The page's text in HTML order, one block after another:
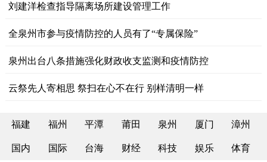
刘建洋检查指导隔离场所建设管理工作
全泉州市参与疫情防控的人员有了“专属保险”
泉州出台八条措施强化财政收支监测和疫情防控
云祭先人寄相思 祭扫在心不在行 别样清明一样
福建 福州 平潭 莆田 泉州 厦门 漳州
国内 国际 台海 财经 科技 娱乐 体育